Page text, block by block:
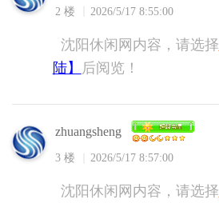
2 楼 2026/5/17 8:55:00
沈阳休闲网内容，请选择
陆】
后阅览！
zhuangsheng
3 楼 2026/5/17 8:57:00
沈阳休闲网内容，请选择